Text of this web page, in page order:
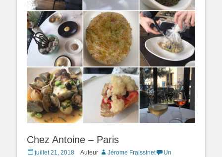
Chez Antoine – Paris
Posted
juillet 21, 2018 Auteur Jérome Fraissinet
Un